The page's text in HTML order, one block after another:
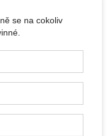
se na cokoliv